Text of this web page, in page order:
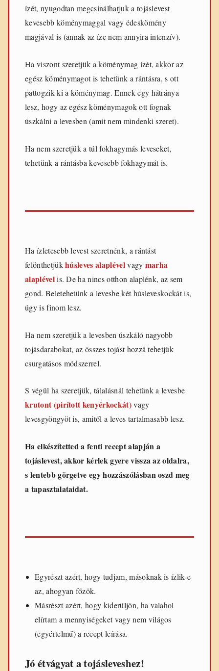
ízét, nyugodtan megcsinálhatjuk a tojáslevest
kevesebb köménymaggal vagy édeskömény
magjával is (annak az íze nem annyira intenzív).
Ha viszont szeretjük a köménymag ízét, akkor az
egész köménymagot is tehetünk a rántásra, s ott
pattogzik ki a köménymag. Ennek egy hátránya
lesz, hogy az egész köménymagok ott fognak
úszkálni a levesben (amit nem mindenki szeret).
Ha nem szeretjük a túl fokhagymás leveseket,
tehetünk a rántásba kevesebb fokhagymát is.
Ha ízletesebb levest szeretnénk, a rántást
felönthetjükhúsleves alaplévelvagy marha
alaplévelis. De ha nincs otthon alaplénk, az sem
gond. Beletehetünk a levesbe két húsleveskockát is,
úgy is finom lesz.
Ha nem szeretjük a levesben úszkáló nagyobb
tojásdarabokat, az összes tojást hozzá tehetjük
csurgatásos módszerrel.
S végül ha szeretjük, tálalásnál tehetünk a levesbe
krutont (pirított kenyérkockát)vagy
levesgyöngyöt is, amitől a leves tartalmasabb lesz.
Ha elkészítetted a fenti recept alapján a
tojáslevest, akkor kérlek gyere vissza az oldalra,
s lentebb görgetve egy hozzászólásban oszd meg
a tapasztalataidat.
Egyrészt azért, hogy tudjam, másoknak is ízlik-e
az, ahogyan főzök.
Másrészt azért, hogy kiderüljön, ha valahol
elírtam a mennyiségeket vagy nem világos
(egyértelmű) a recept leírása.
Jó étvágyat a tojásleveshez!